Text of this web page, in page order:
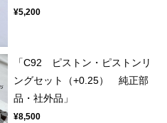
¥5,200
「C92 ピストン・ピストンリ
ングセット（+0.25） 純正部
品・社外品」
¥8,500